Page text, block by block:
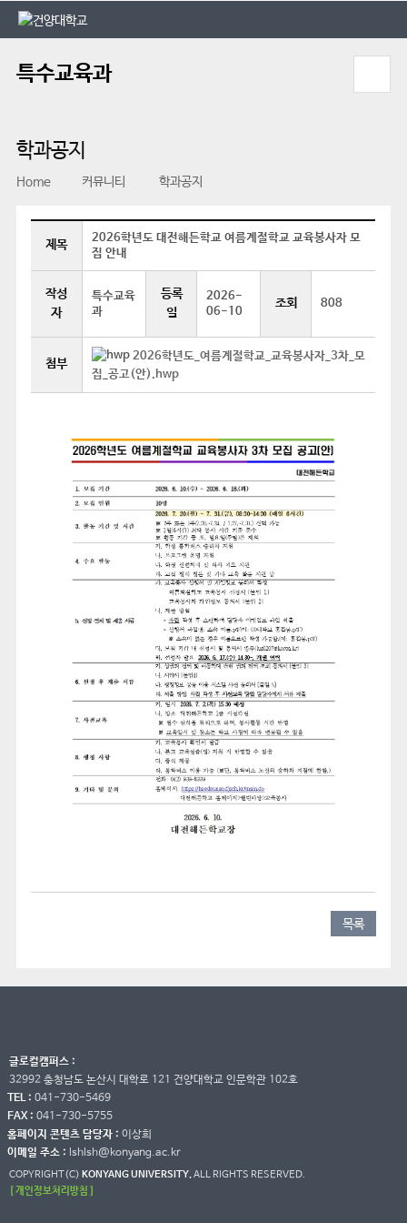
본문 바로가기
대메뉴 바로가기
특수교육과
학과공지
Home 커뮤니티 학과공지
제목
2026학년도 대전해든학교 여름계절학교 교육봉사자 모
집 안내
작성
자
특수교육
과
등록
일
2026-
06-10
조회 808
첨부
2026학년도_여름계절학교_교육봉사자_3차_모
집_공고(안).hwp
목록
글로컬캠퍼스 :
32992 충청남도 논산시 대학로 121 건양대학교 인문학관 102호
TEL : 041-730-5469
FAX : 041-730-5755
홈페이지 콘텐츠 담당자 : 이상희
이메일 주소 : lshlsh@konyang.ac.kr
COPYRIGHT(C) KONYANG UNIVERSITY.ALL RIGHTS RESERVED.
[ 개인정보처리방침 ]